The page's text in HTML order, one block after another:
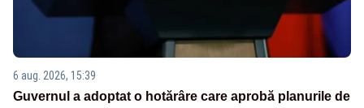
6 aug. 2026, 15:39
Guvernul a adoptat o hotărâre care aprobă planurile de